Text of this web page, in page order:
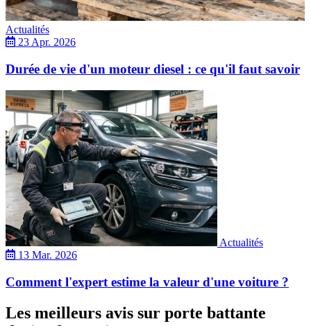
Actualités
23 Apr. 2026
Durée de vie d'un moteur diesel : ce qu'il faut savoir
Actualités
13 Mar. 2026
Comment l'expert estime la valeur d'une voiture ?
Les meilleurs avis sur porte battante